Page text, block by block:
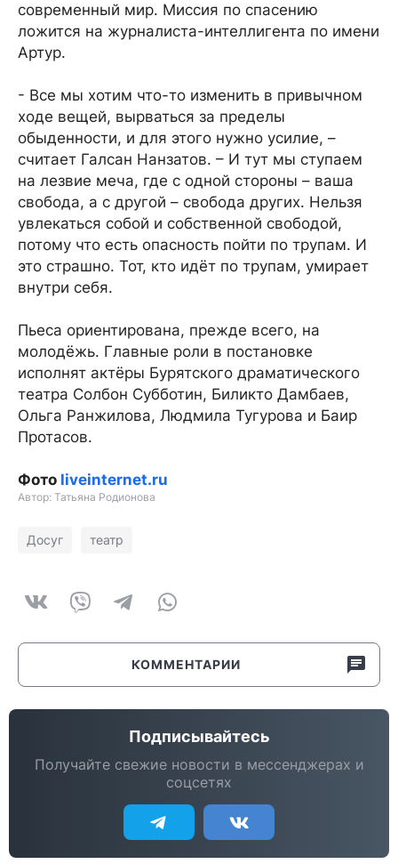
современный мир. Миссия по спасению
ложится на журналиста-интеллигента по имени
Артур.
- Все мы хотим что-то изменить в привычном
ходе вещей, вырваться за пределы
обыденности, и для этого нужно усилие, –
считает Галсан Нанзатов. – И тут мы ступаем
на лезвие меча, где с одной стороны – ваша
свобода, а с другой – свобода других. Нельзя
увлекаться собой и собственной свободой,
потому что есть опасность пойти по трупам. И
это страшно. Тот, кто идёт по трупам, умирает
внутри себя.
Пьеса ориентирована, прежде всего, на
молодёжь. Главные роли в постановке
исполнят актёры Бурятского драматического
театра Солбон Субботин, Биликто Дамбаев,
Ольга Ранжилова, Людмила Тугурова и Баир
Протасов.
Фото liveinternet.ru
Автор: Татьяна Родионова
Досуг театр
КОММЕНТАРИИ
Подписывайтесь
Получайте свежие новости в мессенджерах и
соцсетях